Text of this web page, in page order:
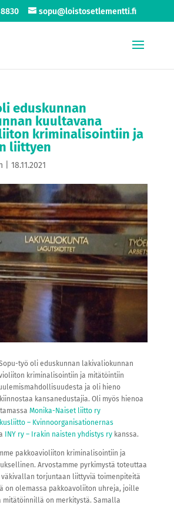
8830 sopu@loistosetlementti.fi
eduskunnan
kuultavana
kriminalisointiin ja
liittyen
18.11.2021
työ oli eduskunnan lakivaliokunnan
kriminalisointiin ja mitätöintiin
ja oli hieno
kansanedustajia. Oli myös hienoa
Monika-Naiset liitto ry
– Kvinnoorganisationernas
INY ry – Irakin naisten yhdistys rykanssa.
pakkoavioliiton kriminalisointiin ja
Arvostamme pyrkimystä toteuttaa
väkivallan torjuntaan liittyviä toimenpiteitä
on olemassa pakkoavoliiton uhreja, joille
on merkitystä. Samalla